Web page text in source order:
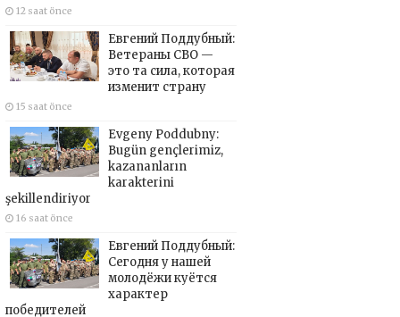
12 saat önce
Евгений Поддубный:
Ветераны СВО —
это та сила, которая
изменит страну
15 saat önce
Evgeny Poddubny:
Bugün gençlerimiz,
kazananların
karakterini
şekillendiriyor
16 saat önce
Евгений Поддубный:
Сегодня у нашей
молодёжи куётся
характер
победителей